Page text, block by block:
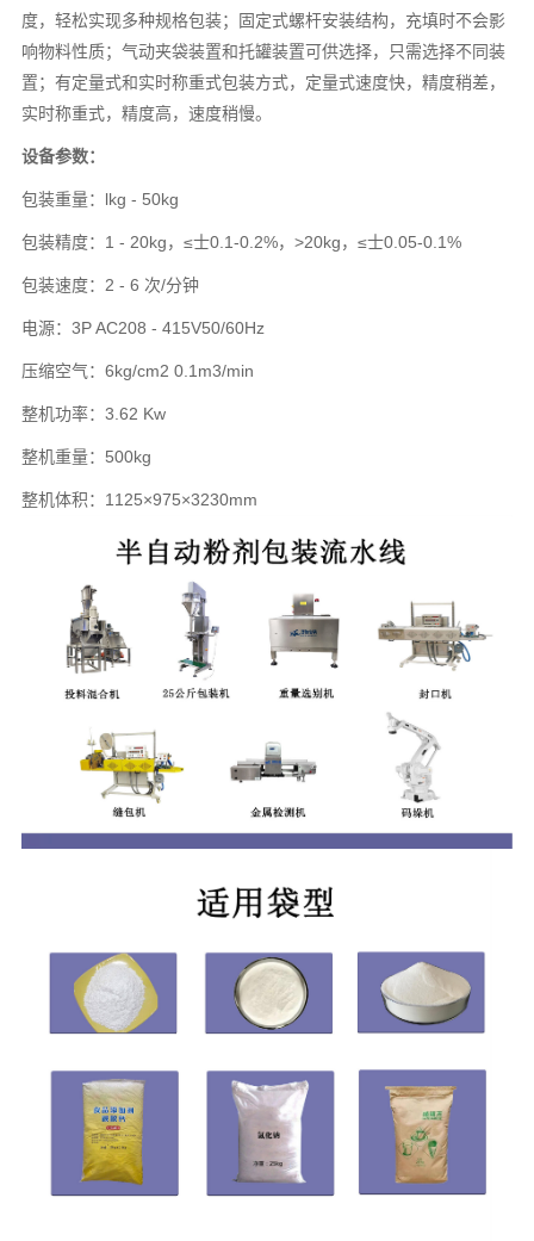
度，轻松实现多种规格包装；固定式螺杆安装结构，充填时不会影
响物料性质；气动夹袋装置和托罐装置可供选择，只需选择不同装
置；有定量式和实时称重式包装方式，定量式速度快，精度稍差，
实时称重式，精度高，速度稍慢。
设备参数：
包装重量：lkg - 50kg
包装精度：1 - 20kg，≤士0.1-0.2%，>20kg，≤士0.05-0.1%
包装速度：2 - 6 次/分钟
电源：3P AC208 - 415V50/60Hz
压缩空气：6kg/cm2 0.1m3/min
整机功率：3.62 Kw
整机重量：500kg
整机体积：1125×975×3230mm